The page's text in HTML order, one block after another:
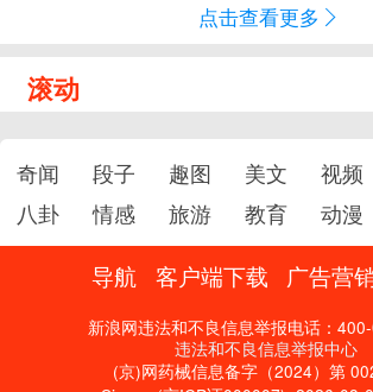
点击查看更多
滚动
奇闻 段子 趣图 美文 视频
八卦
情感 旅游 教育 动漫
导航 客户端下载 广告营
新浪网违法和不良信息举报电话：
违法和不良信息举报中心
(京)网药械信息备字（2024）第